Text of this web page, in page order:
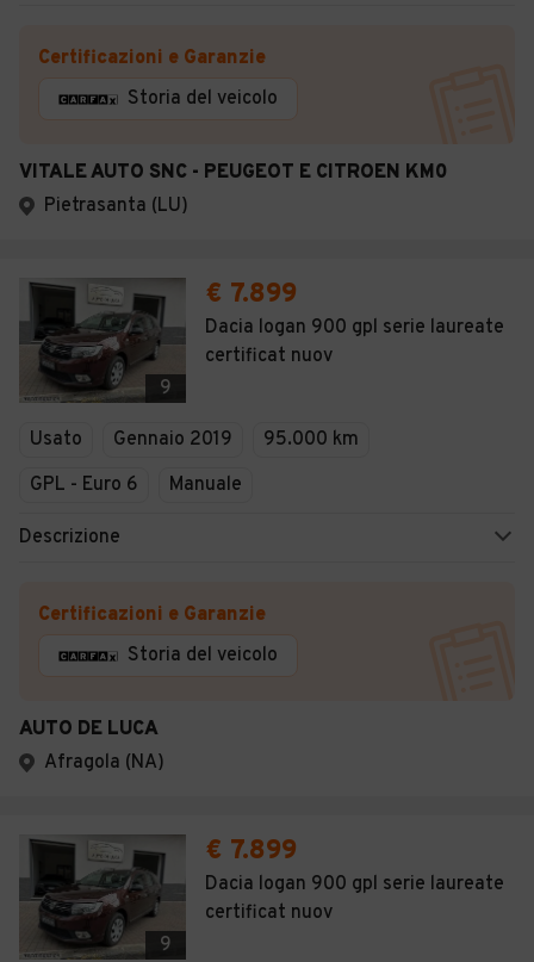
Certificazioni e Garanzie
Storia del veicolo
VITALE AUTO SNC - PEUGEOT E CITROEN KM0
Pietrasanta (LU)
9
€ 7.899
Dacia logan 900 gpl serie laureate
certificat nuov
Usato Gennaio 2019
95.000 km
GPL - Euro 6
Manuale
Descrizione
Certificazioni e Garanzie
Storia del veicolo
AUTO DE LUCA
Afragola (NA)
9
€ 7.899
Dacia logan 900 gpl serie laureate
certificat nuov